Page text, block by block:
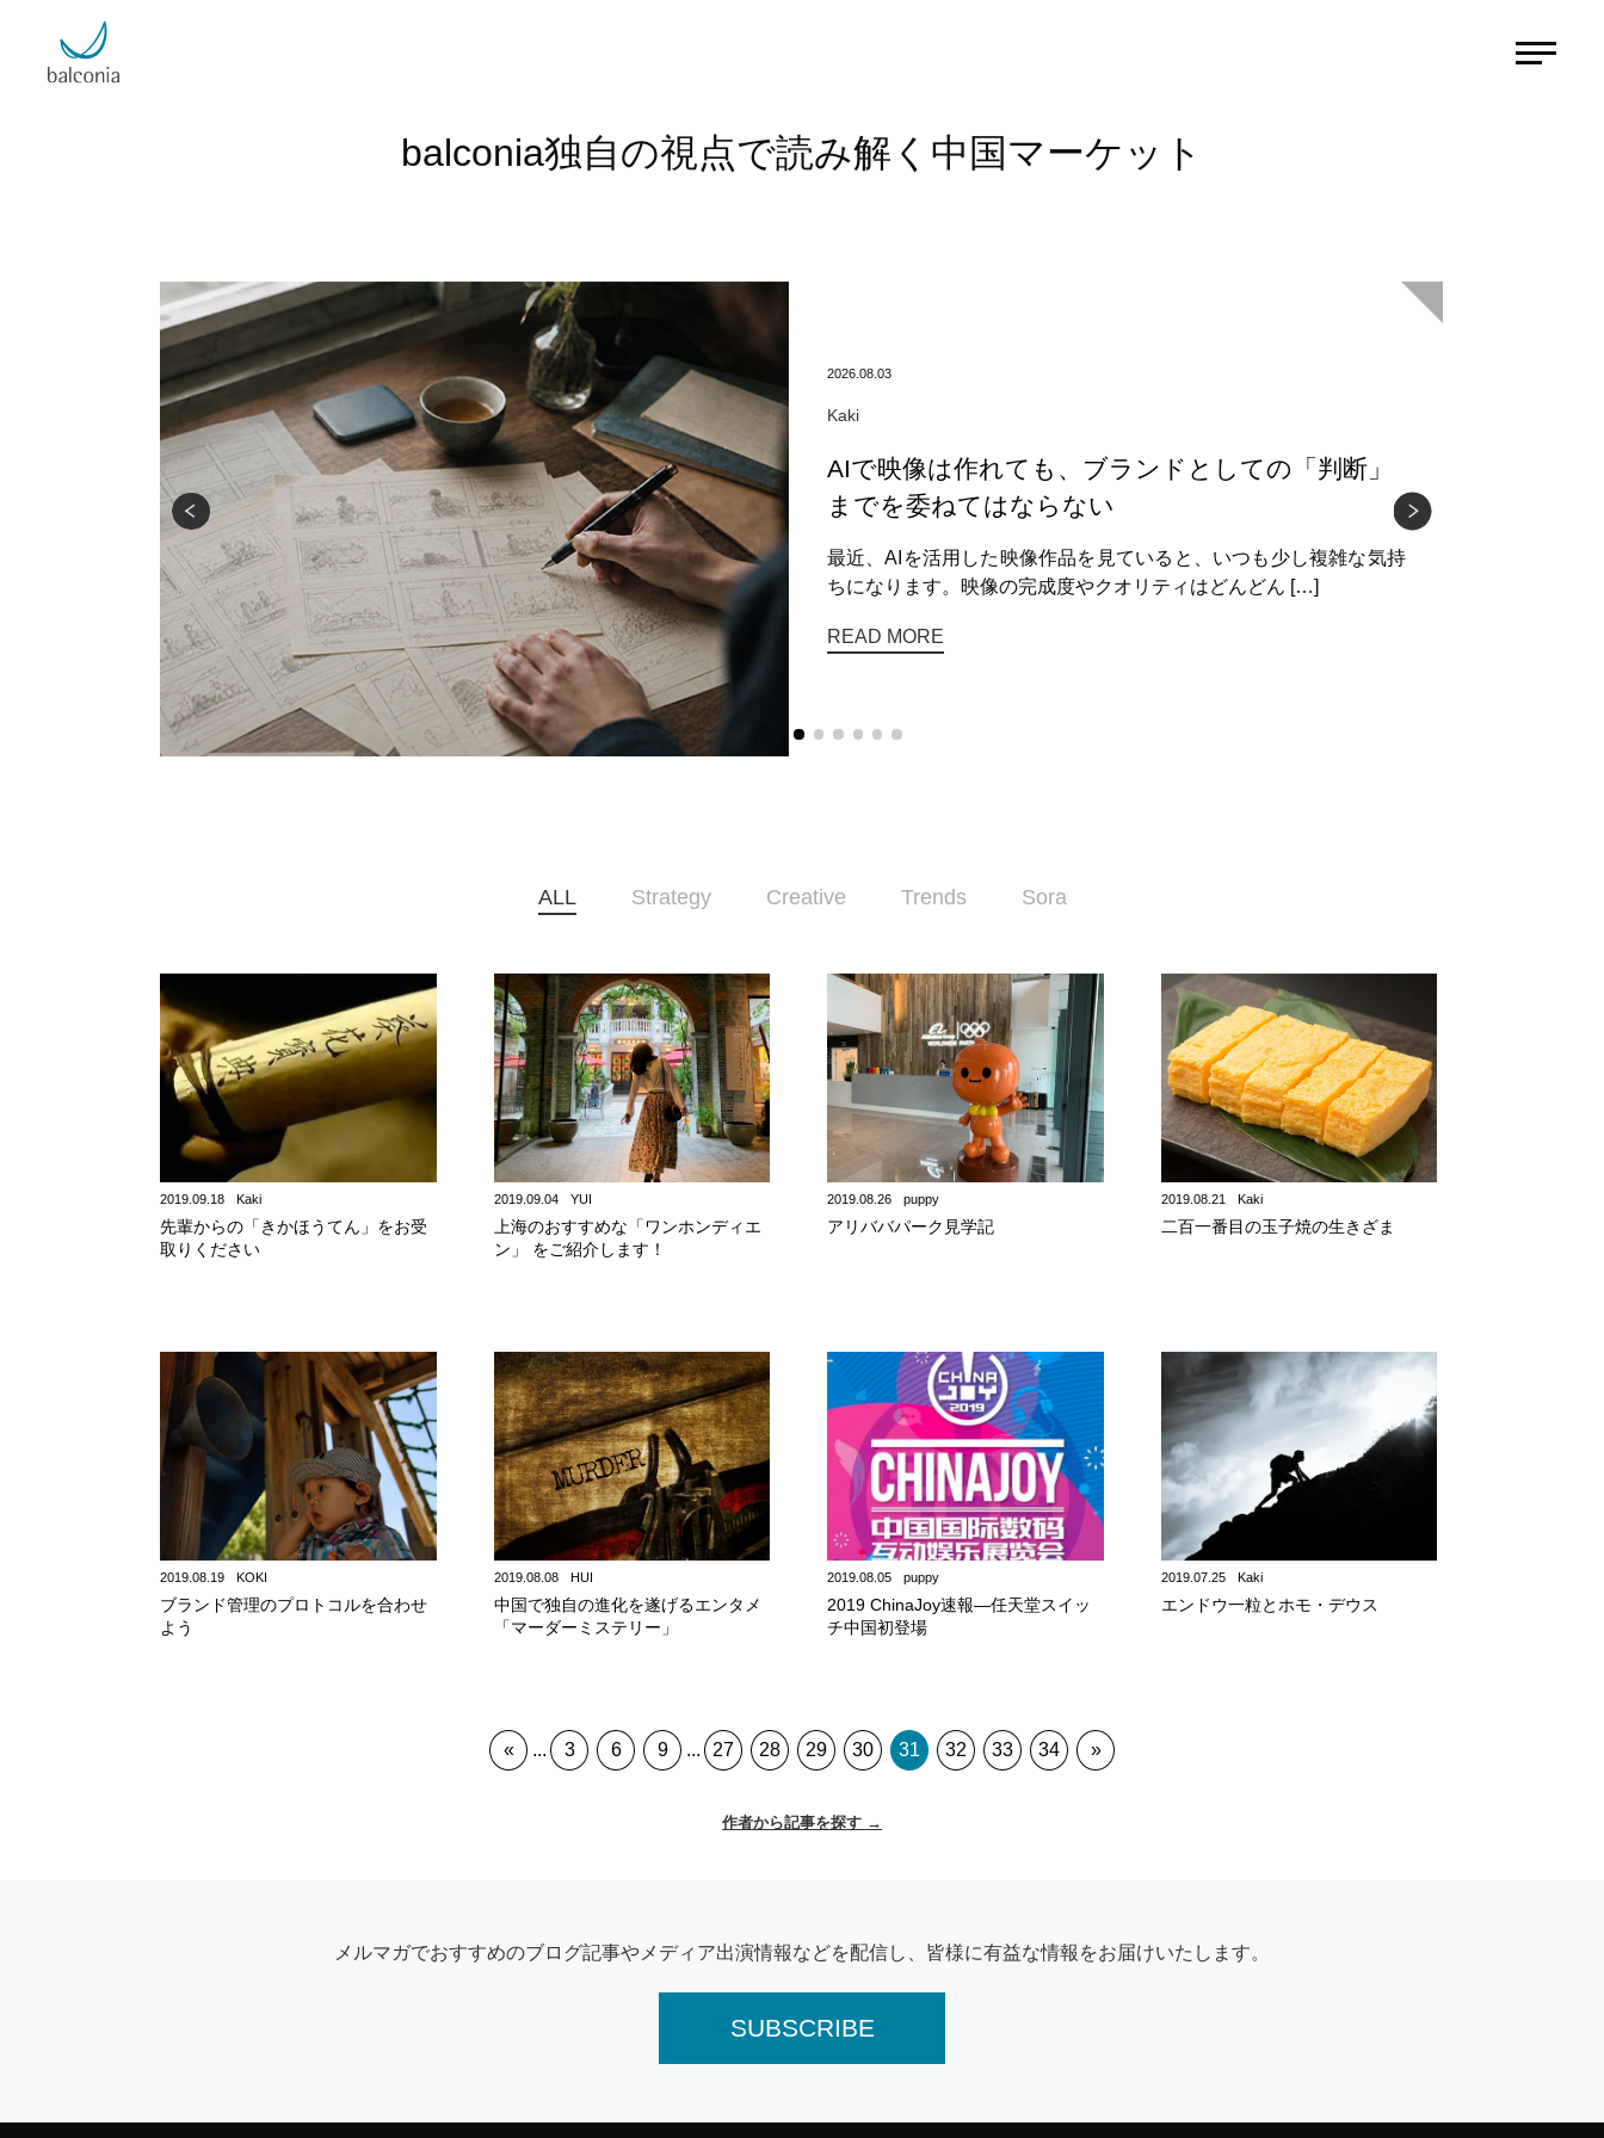
balconia独自の視点で読み解く 中国マーケット
2026.08.03
Kaki
AIで映像は作れても、ブランドとしての「判断」
までを委ねてはならない
最近、AIを活用した映像作品を見ていると、いつも少し複雑な気持
ちになります。映像の完成度やクオリティはどんどん […]
READ MORE
ALL Strategy Creative Trends Sora
2019.09.18 Kaki
先輩からの「きかほうてん」をお受
取りください
2019.09.04 YUI
上海のおすすめな「ワンホンディエ
ン」 をご紹介します！
2019.08.26 puppy
アリババパーク見学記
2019.08.21 Kaki
二百一番目の玉子焼の生きざま
2019.08.19 KOKI
ブランド管理のプロトコルを合わせ
よう
2019.08.08 HUI
中国で独自の進化を遂げるエンタメ
「マーダーミステリー」
2019.08.05 puppy
2019 ChinaJoy速報—任天堂スイッ
チ中国初登場
2019.07.25 Kaki
エンドウ一粒とホモ・デウス
« ... 3 6 9 ... 27 28 29 30 31 32 33 34 »
作者から記事を探す →
メルマガでおすすめのブログ記事やメディア出演情報などを配信し、皆様に有益な情報をお届けいたします。
SUBSCRIBE